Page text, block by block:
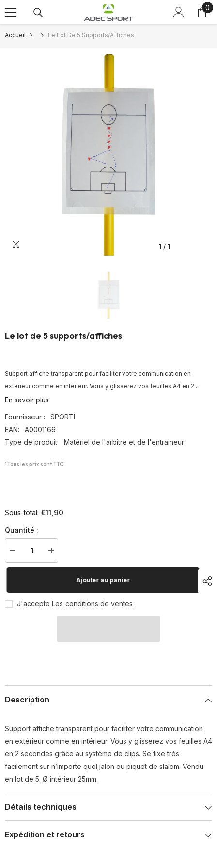
Passer au contenu 0
0
Accueil Le Lot De 5 Supports/affiches
1 / 1
Le lot de 5 supports/affiches
Support affiche transparent pour faciliter votre communication en
extérieur comme en intérieur. Vous y glisserez vos feuilles A4 en 2...
En savoir plus
Fournisseur :
SPORTI
EAN:
A0001166
Type de produit:
Matériel de l'arbitre et de l'entraineur
*Tous les prix sont TTC.
Sous-total: €11,90
Quantité :
Diminuer
la
quantité
lot
de
5
supports/affiches
Augmenter
la
quantité
lot
de
5
supports/affiches
Ajouter au panier
J'accepte Les conditions de ventes
Description
Support affiche transparent pour faciliter votre communication
en extérieur comme en intérieur. Vous y glisserez vos feuilles A4
en 2 secondes grâce au système de clips. Se fixe très
facilement sur n’importe quel jalon ou piquet de slalom. Vendu
en lot de 5. Ø intérieur 25mm.
Détails techniques
Expédition et retours